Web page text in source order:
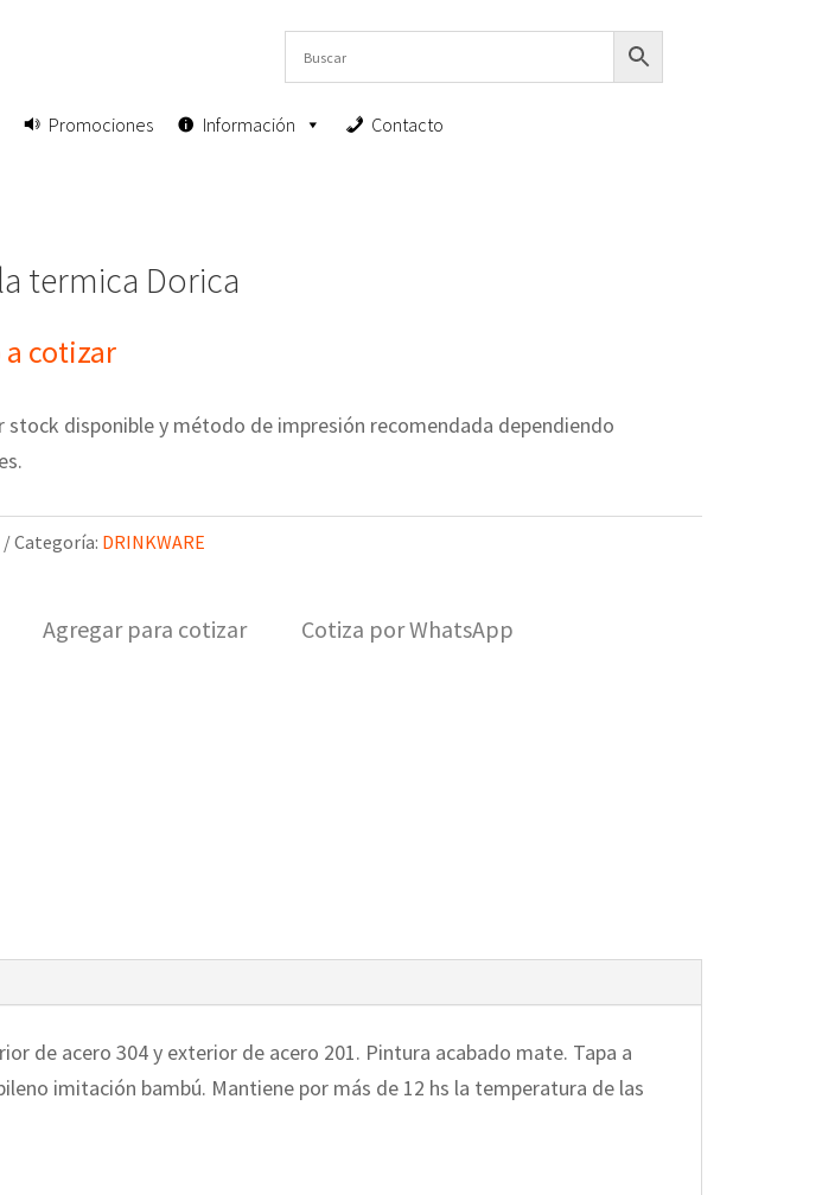
Promociones Información Contacto
termica Dorica
a cotizar
stock disponible y método de impresión recomendada dependiendo
Categoría: DRINKWARE
Agregar para cotizar Cotiza por WhatsApp
de acero 304 y exterior de acero 201. Pintura acabado mate. Tapa a
imitación bambú. Mantiene por más de 12 hs la temperatura de las